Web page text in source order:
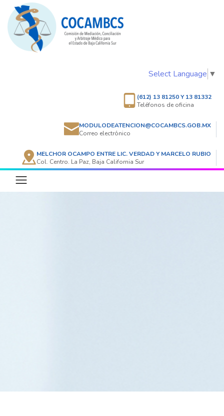
Select Language ▼
(612) 13 81250 Y 13 81332
Teléfonos de oficina
MODULODEATENCION@COCAMBCS.GOB.MX
Correo electrónico
MELCHOR OCAMPO ENTRE LIC. VERDAD Y MARCELO RUBIO
Col. Centro. La Paz, Baja California Sur